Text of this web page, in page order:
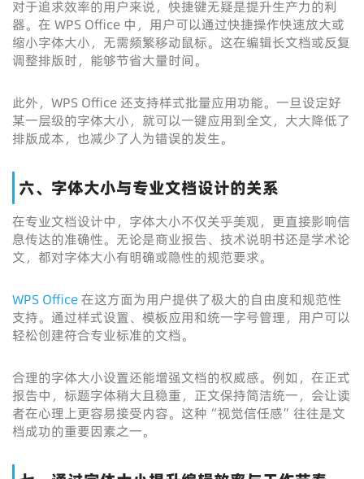
对于追求效率的用户来说，快捷键无疑是提升生产力的利
器。在 WPS Office 中，用户可以通过快捷操作快速放大或
缩小字体大小，无需频繁移动鼠标。这在编辑长文档或反复
调整排版时，能够节省大量时间。
此外，WPS Office 还支持样式批量应用功能。一旦设定好
某一层级的字体大小，就可以一键应用到全文，大大降低了
排版成本，也减少了人为错误的发生。
六、字体大小与专业文档设计的关系
在专业文档设计中，字体大小不仅关乎美观，更直接影响信
息传达的准确性。无论是商业报告、技术说明书还是学术论
文，都对字体大小有明确或隐性的规范要求。
WPS Office在这方面为用户提供了极大的自由度和规范性
支持。通过样式设置、模板应用和统一字号管理，用户可以
轻松创建符合专业标准的文档。
合理的字体大小设置还能增强文档的权威感。例如，在正式
报告中，标题字体稍大且稳重，正文保持简洁统一，会让读
者在心理上更容易接受内容。这种“视觉信任感”往往是文
档成功的重要因素之一。